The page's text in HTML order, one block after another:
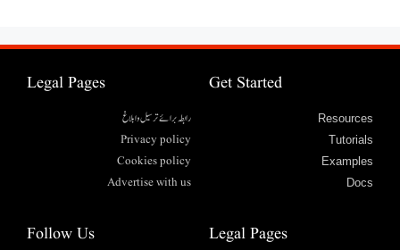
Get Started
Resources
Tutorials
Examples
Docs
Legal Pages
رابطہ برائے ترسیل وابلاغ
Privacy policy
Cookies policy
Advertise with us
Legal Pages
Follow Us